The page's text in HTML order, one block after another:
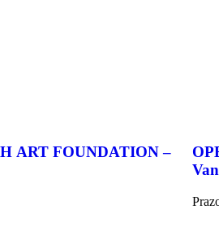
ART FOUNDATION –